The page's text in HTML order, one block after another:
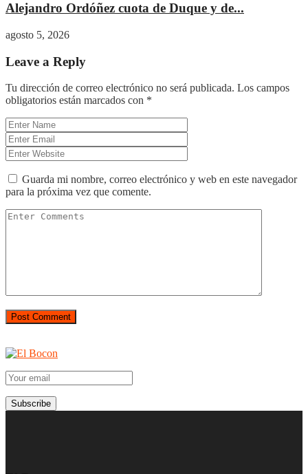
Alejandro Ordóñez cuota de Duque y de...
agosto 5, 2026
Leave a Reply
Tu dirección de correo electrónico no será publicada. Los campos
obligatorios están marcados con *
Guarda mi nombre, correo electrónico y web en este navegador
para la próxima vez que comente.